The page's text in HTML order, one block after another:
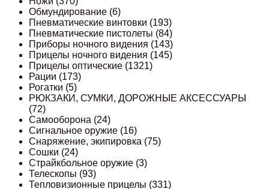
Обмундирование (6)
Пневматические винтовки (193)
Пневматические пистолеты (84)
Приборы ночного видения (143)
Прицелы ночного видения (145)
Прицелы оптические (1321)
Рации (173)
Рогатки (5)
РЮКЗАКИ, СУМКИ, ДОРОЖНЫЕ АКСЕССУАРЫ
(72)
Самооборона (24)
Сигнальное оружие (16)
Снаряжение, экипировка (75)
Сошки (24)
Страйкбольное оружие (3)
Телескопы (93)
Тепловизионные прицелы (331)